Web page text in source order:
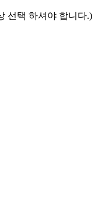
선택 하셔야 합니다.)